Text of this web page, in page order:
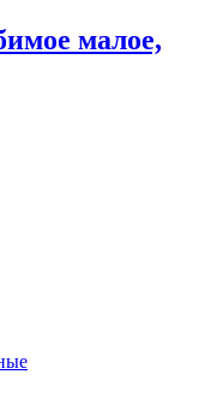
малое,